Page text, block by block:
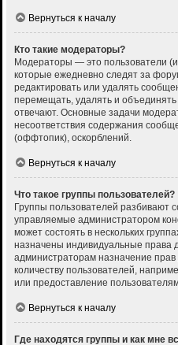
Вернуться к началу
Кто такие модераторы?
Модераторы — это пользователи
которые ежедневно следят за
редактировать или удалять
перемещать, удалять и
отвечают. Основные задачи
несоответствия содержания
(оффтопик), оскорблений.
Вернуться к началу
Что такое группы пользователей?
Группы пользователей разбивают
управляемые администратором
может состоять в нескольких
назначены индивидуальные права
администраторам назначение
количеству пользователей,
или предоставление
Вернуться к началу
Где находятся группы и как мне